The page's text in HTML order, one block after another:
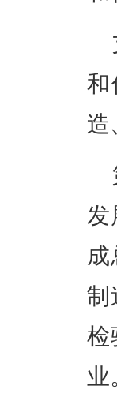
和
造
发
制
检
业